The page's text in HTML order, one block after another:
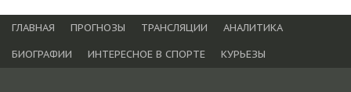
ГЛАВНАЯ ПРОГНОЗЫ ТРАНСЛЯЦИИ
АНАЛИТИКА
БИОГРАФИИ
ИНТЕРЕСНОЕ В СПОРТЕ КУРЬЕЗЫ